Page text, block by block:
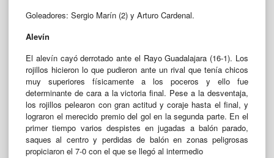
Goleadores: Sergio Marín (2) y Arturo Cardenal.
Alevín
El alevín cayó derrotado ante el Rayo Guadalajara (16-1). Los
rojillos hicieron lo que pudieron ante un rival que tenía chicos
muy superiores físicamente a los poceros y ello fue
determinante de cara a la victoria final. Pese a la desventaja,
los rojillos pelearon con gran actitud y coraje hasta el final, y
lograron el merecido premio del gol en la segunda parte. En el
primer tiempo varios despistes en jugadas a balón parado,
saques al centro y perdidas de balón en zonas peligrosas
propiciaron el 7-0 con el que se llegó al intermedio